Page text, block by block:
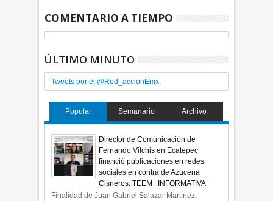
COMENTARIO A TIEMPO
ÚLTIMO MINUTO
Tweets por el @Red_accionEmx.
Popular Semanario Archivo
Director de Comunicación de
Fernando Vilchis en Ecatepec
financió publicaciones en redes
sociales en contra de Azucena
Cisneros: TEEM | INFORMATIVA
Finalidad de Juan Gabriel Salazar Martínez,